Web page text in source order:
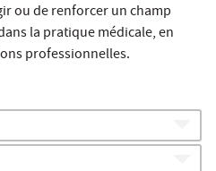
ou de renforcer un champ
la pratique médicale, en
professionnelles.